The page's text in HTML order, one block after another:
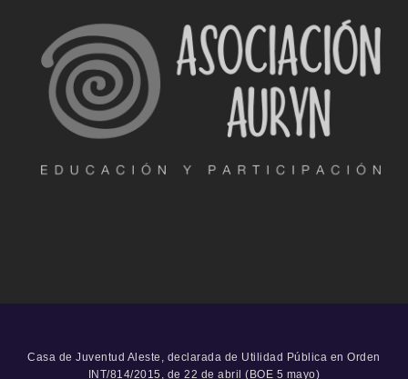
Casa de Juventud Aleste, declarada de Utilidad Pública en Orden
INT/814/2015, de 22 de abril (BOE 5 mayo)